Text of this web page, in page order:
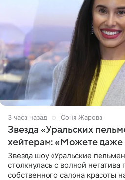
3 часа назад Соня Жарова
Звезда «Уральских
хейтерам: «Можете даже
Звезда шоу «Уральские
столкнулась с волной
собственного салона красоты